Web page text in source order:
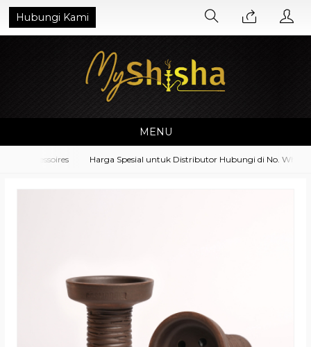
Hubungi Kami
MENU
Accessoires Harga Spesial untuk Distributor Hubungi di No.